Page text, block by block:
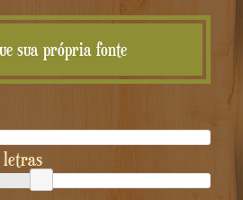
sua própria fonte
letras